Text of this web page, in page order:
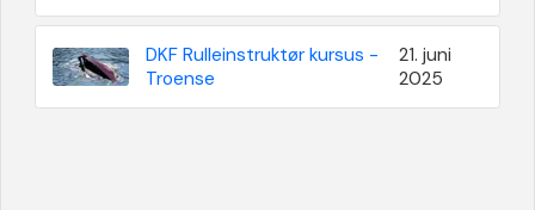
DKF Rulleinstruktør kursus -
Troense
21. juni
2025